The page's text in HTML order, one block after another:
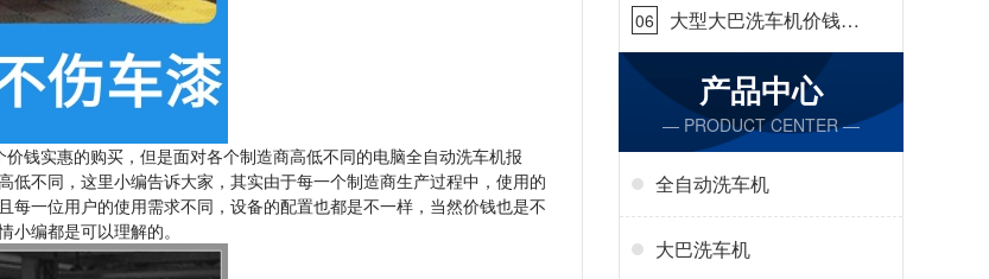
钱实惠的购买，但是面对各个制造商高低不同的电脑全自动洗车机报
不同，这里小编告诉大家，其实由于每一个制造商生产过程中，使用的
一位用户的使用需求不同，设备的配置也都是不一样，当然价钱也是不
编都是可以理解的。
06
大型大巴洗车机价钱怎
么样[隆茂鑫晟]
产品中心
— PRODUCT CENTER —
全自动洗车机
大巴洗车机